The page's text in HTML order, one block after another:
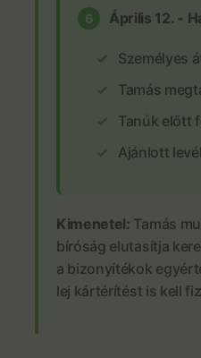
6 Április 12. -
Személyes
Tamás
Tanúk előtt
Ajánlott
Kimenetel: Tamás
bíróság elutasítja
a bizonyítékok
lej kártérítést is kell